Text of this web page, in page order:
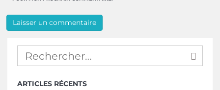
ARTICLES RÉCENTS